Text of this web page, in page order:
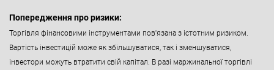
Попередження про ризики:
Торгівля фінансовими інструментами пов'язана з істотним ризиком.
Вартість інвестицій може як збільшуватися, так і зменшуватися,
інвестори можуть втратити свій капітал. В разі маржинальної торгівлі